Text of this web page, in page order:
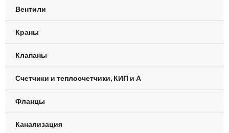
Вентили
Краны
Клапаны
Счетчики и теплосчетчики, КИП и А
Фланцы
Канализация